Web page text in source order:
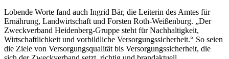
Lobende Worte fand auch Ingrid Bär, die Leiterin des Amtes für
Ernährung, Landwirtschaft und Forsten Roth-Weißenburg. „Der
Zweckverband Heidenberg-Gruppe steht für Nachhaltigkeit,
Wirtschaftlichkeit und vorbildliche Versorgungssicherheit.“ So seien
die Ziele von Versorgungsqualität bis Versorgungssicherheit, die